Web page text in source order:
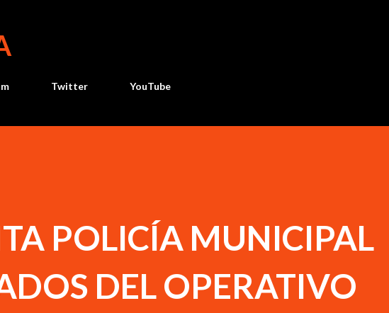
Twitter YouTube
POLICÍA MUNICIPAL
DEL OPERATIVO